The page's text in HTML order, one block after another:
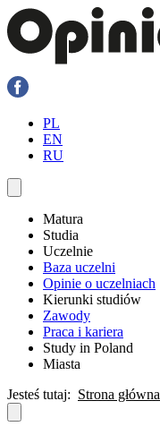
PL
EN
RU
Matura
Studia
Uczelnie
Baza uczelni
Opinie o uczelniach
Kierunki studiów
Zawody
Praca i kariera
Study in Poland
Miasta
Jesteś tutaj: Strona główna